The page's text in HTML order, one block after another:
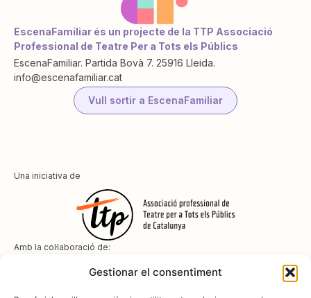
Gestionar el consentiment
EscenaFamiliar és un projecte de la TTP Associació
Professional de Teatre Per a Tots els Públics
EscenaFamiliar. Partida Bovà 7. 25916 Lleida.
info@escenafamiliar.cat
Vull sortir a EscenaFamiliar
Una iniciativa de
Amb la col·laboració de: